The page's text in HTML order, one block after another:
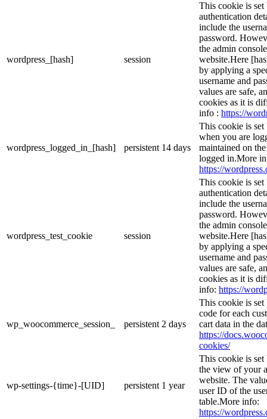
wordpress_[hash] session
This cookie is set
authentication
include the
password.
the admin
website.Here
by applying a
username and
values are safe,
cookies as it is
info : https://
wordpress_logged_in_[hash] persistent 14 days
This cookie is set
when you are
maintained on
logged in.More
https://
wordpress_test_cookie session
This cookie is set
authentication
include the
password.
the admin
website.Here
by applying a
username and
values are safe,
cookies as it is
info: https://
wp_woocommerce_session_ persistent 2 days
This cookie is
code for each
cart data in the
https://
cookies/
wp-settings-{time}-[UID] persistent 1 year
This cookie is set
the view of your
website. The
user ID of the
table.More info:
https://